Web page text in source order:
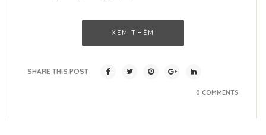
XEM THÊM
SHARE THIS POST
0 COMMENTS